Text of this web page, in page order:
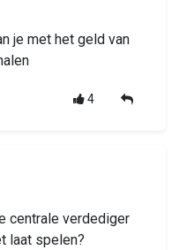
je met het geld van
4
centrale verdediger
laat spelen?